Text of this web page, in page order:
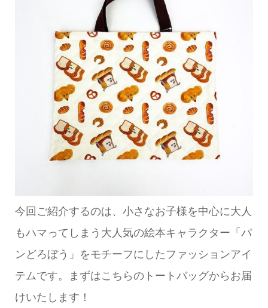
今回ご紹介するのは、小さなお子様を中心に大人
もハマってしまう大人気の絵本キャラクター「パ
ンどろぼう」をモチーフにしたファッションアイ
テムです。まずはこちらのトートバッグからお届
けいたします！